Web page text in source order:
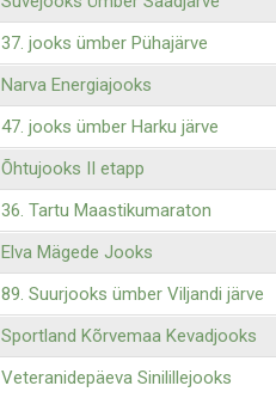
37. jooks ümber Pühajärve
Narva Energiajooks
47. jooks ümber Harku järve
Õhtujooks II etapp
36. Tartu Maastikumaraton
Elva Mägede Jooks
89. Suurjooks ümber Viljandi järve
Sportland Kõrvemaa Kevadjooks
Veteranidepäeva Sinilillejooks